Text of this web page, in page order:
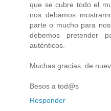
que se cubre todo el
nos debamos
parte o mucho para
debemos pretender
auténticos.
Muchas gracias, de
Besos a tod@s
Responder